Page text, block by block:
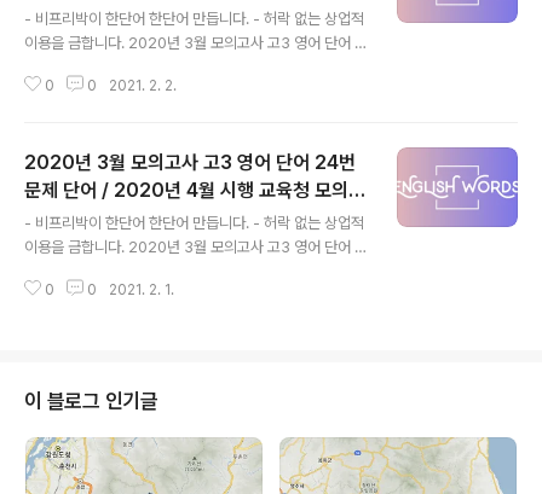
사, 2020년 고3 3월 모의고사 단어 영어영
역, 고3 모의고사 영어 지문별 단어, 교육청 영
어 모의고사 단어장
- 비프리박이 한단어 한단어 만듭니다. - 허락 없는 상업적
이용을 금합니다. 2020년 3월 모의고사 고3 영어 단어 2
e 추정하다 / (명) 추정치 job creation 일자리 창출 disp
ingdom 영연방, 영국 table above 위의 표 be comp
ared with A A와 비교되다 = be compared to A *혼
용됨 existing 기존의 exist 존재하다 health sector
(공공) 보건 부문 social work sector 사회 복지 부분 u
0 0 2021. 2. 2.
2020년 3월 모의고사 고3 영어 단어 24번
문제 단어 / 2020년 4월 시행 교육청 모의고
사, 2020년 고3 3월 모의고사 단어 영어영
역, 고3 모의고사 영어 지문별 단어, 교육청 영
어 모의고사 단어장
- 비프리박이 한단어 한단어 만듭니다. - 허락 없는 상업적
이용을 금합니다. 2020년 3월 모의고사 고3 영어 단어 2
y 위계(질서), 계급제, 상하체계 be good at A A를 잘 하
때까지(는) make it 해내다, 도달하다 all the way up A
A의 꼭대기까지 (거슬러) compare A to B A를 B와 비
교하다 / 비유하다 = compare A with B with O + OC
O가 ~한 채, O가 ..
0 0 2021. 2. 1.
이 블로그 인기글